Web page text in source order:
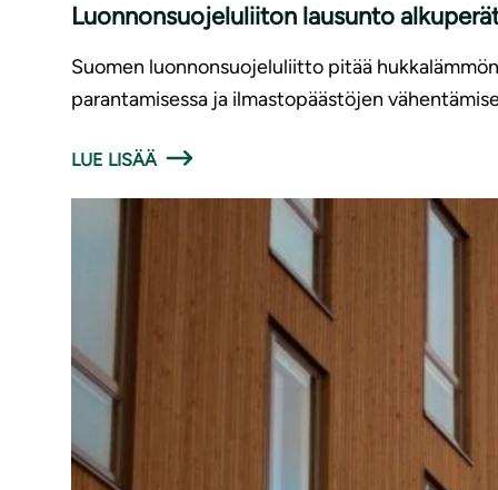
Luonnonsuojeluliiton lausunto
Suomen luonnonsuojeluliitto pitää
parantamisessa ja ilmastopäästöjen
LUE LISÄÄ